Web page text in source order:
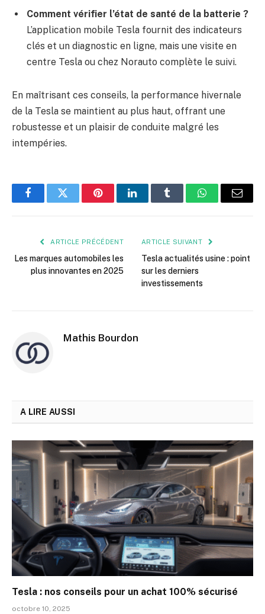
Comment vérifier l’état de santé de la batterie ?
L’application mobile Tesla fournit des indicateurs
clés et un diagnostic en ligne, mais une visite en
centre Tesla ou chez Norauto complète le suivi.
En maîtrisant ces conseils, la performance hivernale
de la Tesla se maintient au plus haut, offrant une
robustesse et un plaisir de conduite malgré les
intempéries.
FacebookTwitter PinterestLinkedInTumblr WhatsApp
E-
ARTICLE PRÉCÉDENT
Les marques automobiles les
plus innovantes en 2025
ARTICLE SUIVANT
Tesla actualités usine : point
sur les derniers
investissements
Mathis Bourdon
A LIRE AUSSI
Tesla : nos conseils pour un achat 100% sécurisé
octobre 10, 2025